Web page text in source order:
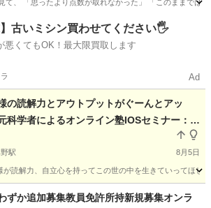
て、 「思ったより点数が取れなかった」 「このままでは
塚駅 受験
】古いミシン買わせてください🖐️
悪くてもOK！最大限買取します
Ad
の読解力とアウトプットがぐーんとアッ
科学者によるオンライン塾IOSセミナー：全
野駅 8月5日
が読解力、自立心を持ってこの世の中を生きていってほ
じみ野駅 塾 千葉 習志野市
ずか追加募集教員免許所持新規募集オンラ